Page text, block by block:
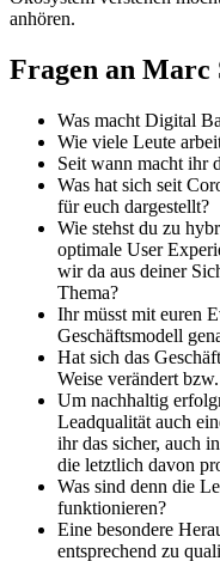
anhören.
Fragen an Marc
Was macht Digital
Wie viele Leute
Seit wann macht ihr
Was hat sich seit
für euch dargestellt?
Wie stehst du zu
optimale User
wir da aus deiner
Thema?
Ihr müsst mit euren
Geschäftsmodell
Hat sich das
Weise verändert
Um nachhaltig
Leadqualität auch
ihr das sicher, auch
die letztlich davon
Was sind denn die
funktionieren?
Eine besondere
entsprechend zu